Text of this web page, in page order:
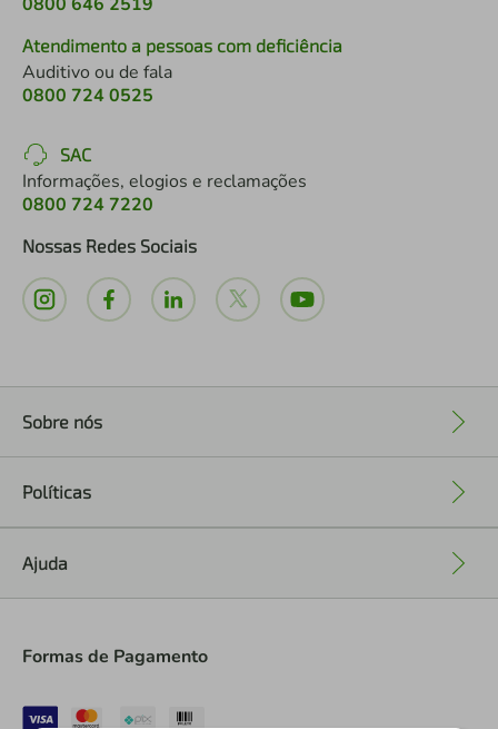
Atendimento a pessoas com deficiência
Auditivo ou de fala
0800 724 0525
SAC
Informações, elogios e reclamações
0800 724 7220
Nossas Redes Sociais
Sobre nós
Políticas
Ajuda
Formas de Pagamento